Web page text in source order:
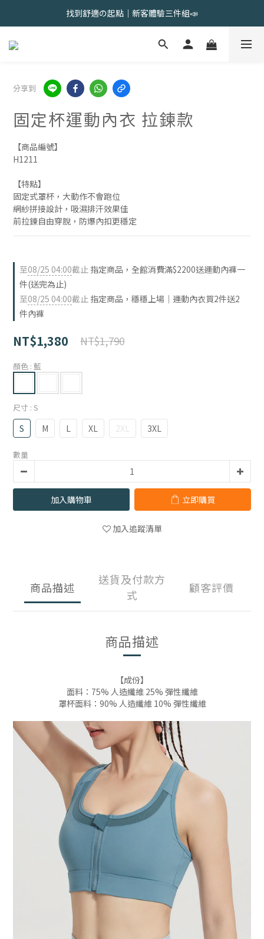
會員限定 | 女內褲任選3件現折120元，6件現折350元
找到舒適の起點｜新客體驗三件組📣
會員限定 | 女內褲任選3件現折120元，6件現折350元
分享到
固定杯運動內衣 拉鍊款
【商品編號】
H1211
【特點】
固定式罩杯，大動作不會跑位
網紗拼接設計，吸濕排汗效果佳
前拉鍊自由穿脫，防爆內扣更穩定
至08/25 04:00截止 指定商品，全館消費滿$2200送運動內褲一
件(送完為止)
至08/25 04:00截止 指定商品，穩穩上場｜運動內衣買2件送2
件內褲
NT$1,380 NT$1,790
顏色 : 藍
尺寸 : S
S M L XL 2XL 3XL
數量
加入購物車 立即購買
加入追蹤清單
商品描述
送貨及付款方
式
顧客評價
商品描述
【成份】
面料：75% 人造纖維 25% 彈性纖維
罩杯面料：90% 人造纖維 10% 彈性纖維